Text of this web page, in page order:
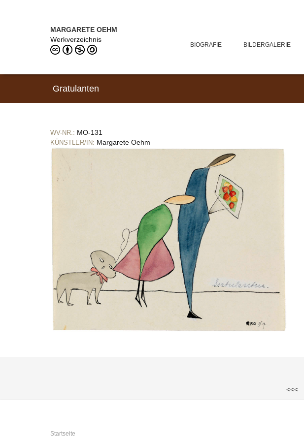
MARGARETE OEHM
Werkverzeichnis
BIOGRAFIE BILDERGALERIE
Gratulanten
WV-NR.: MO-131
KÜNSTLER/IN: Margarete Oehm
<<<
Sie sind hier
Startseite